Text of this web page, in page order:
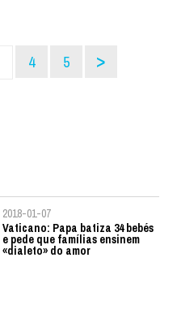
4 5 >
2018-01-07
Vaticano: Papa batiza 34 bebés
e pede que famílias ensinem
«dialeto» do amor